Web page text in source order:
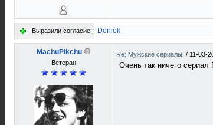
Выразили согласие: Deniok
MachuPikchu
Ветеран
Re: Мужские сериалы. / 11-03-
Очень так ничего